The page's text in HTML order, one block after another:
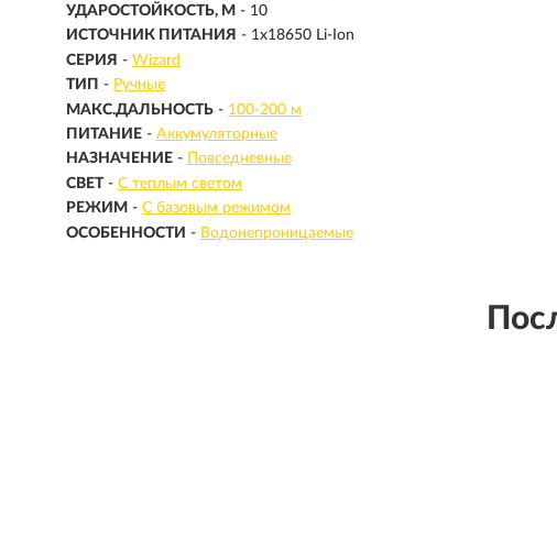
УДАРОСТОЙКОСТЬ, М - 10
ИСТОЧНИК ПИТАНИЯ - 1x18650 Li-Ion
СЕРИЯ - Wizard
ТИП - Ручные
МАКС.ДАЛЬНОСТЬ - 100-200 м
ПИТАНИЕ - Аккумуляторные
НАЗНАЧЕНИЕ - Повседневные
СВЕТ - С теплым светом
РЕЖИМ - С базовым режимом
ОСОБЕННОСТИ - Водонепроницаемые